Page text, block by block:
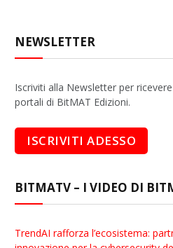
NEWSLETTER
Iscriviti alla Newsletter per
portali di BitMAT Edizioni.
BITMATV – I VIDEO DI
TrendAI rafforza l’ecosistema: